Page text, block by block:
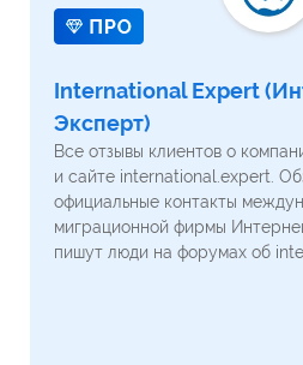
International Expert
Эксперт)
Все отзывы клиентов о
и сайте international.expert.
официальные контакты
миграционной фирмы
пишут люди на форумах об